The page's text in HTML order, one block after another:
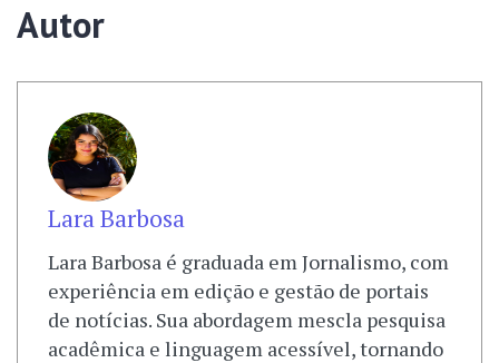
Autor
Lara Barbosa
Lara Barbosa é graduada em Jornalismo, com
experiência em edição e gestão de portais
de notícias. Sua abordagem mescla pesquisa
acadêmica e linguagem acessível, tornando